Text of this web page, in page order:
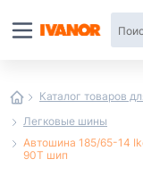
Каталог товаров
Легковые шины
Автошина 185/65-14
90T шип